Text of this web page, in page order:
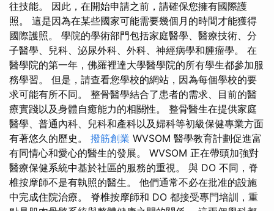
往技能。 因此，在開始申請之前，請確保您擁有國際護
照。 這是因為在某些國家可能需要幾個月的時間才能獲得
國際護照。 學院的學術部門包括家庭醫學、醫療技術、分
子醫學、兒科、泌尿外科、外科、神經病學和腫瘤學。 在
醫學院的第一年，佛羅裡達大學醫學院的所有學生都參加服
務學習。 但是，請查看您學校的網站，因為每個學校的要
求可能有所不同。 整骨醫學結合了患者的需求、目前的醫
療實踐以及身體自癒能力的相關性。 整骨醫生在提供家庭
醫學、普通內科、兒科和產科以及婦科等初級保健專業方面
有著悠久的歷史。 撥筋創業 WVSOM 醫學教育計劃促進富
有同情心和愛心的醫生的發展。 WVSOM 正在帶頭加強對
醫療保健系統中基於社區的服務的重視。 與 DO 不同，脊
椎按摩師不是有執照的醫生。 他們通常不必在批准的設施
中完成住院治療。 脊椎按摩師和 DO 都接受專門培訓，重